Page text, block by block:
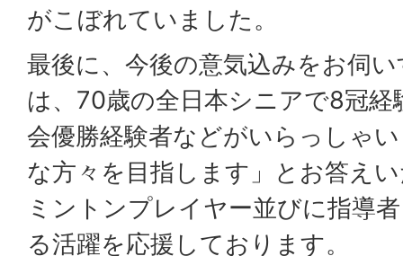
がこぼれていました。
最後に、今後の意気込みをお伺
は、70歳の全日本シニアで8冠
会優勝経験者などがいらっしゃ
な方々を目指します」とお答え
ミントンプレイヤー並びに指導
る活躍を応援しております。